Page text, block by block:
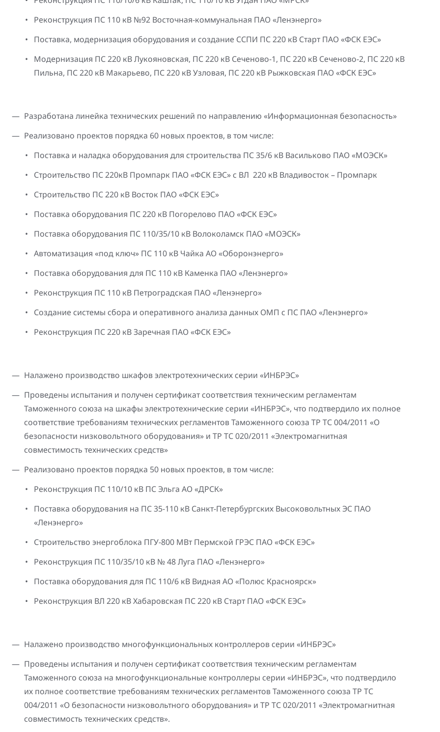
Реконструкция ПС 110 кВ №92 Восточная-коммунальная ПАО «Ленэнерго»
Поставка, модернизация оборудования и создание ССПИ ПС 220 кВ Старт ПАО «ФСК ЕЭС»
Модернизация ПС 220 кВ Лукояновская, ПС 220 кВ Сеченово-1, ПС 220 кВ Сеченово-2, ПС 220 кВ
Пильна, ПС 220 кВ Макарьево, ПС 220 кВ Узловая, ПС 220 кВ Рыжковская ПАО «ФСК ЕЭС»
Разработана линейка технических решений по направлению «Информационная безопасность»
Реализовано проектов порядка 60 новых проектов, в том числе:
Поставка и наладка оборудования для строительства ПС 35/6 кВ Васильково ПАО «МОЭСК»
Строительство ПС 220кВ Промпарк ПАО «ФСК ЕЭС» с ВЛ 220 кВ Владивосток – Промпарк
Строительство ПС 220 кВ Восток ПАО «ФСК ЕЭС»
Поставка оборудования ПС 220 кВ Погорелово ПАО «ФСК ЕЭС»
Поставка оборудования ПС 110/35/10 кВ Волоколамск ПАО «МОЭСК»
Автоматизация «под ключ» ПС 110 кВ Чайка АО «Оборонэнерго»
Поставка оборудования для ПС 110 кВ Каменка ПАО «Ленэнерго»
Реконструкция ПС 110 кВ Петроградская ПАО «Ленэнерго»
Cоздание системы сбора и оперативного анализа данных ОМП с ПС ПАО «Ленэнерго»
Реконструкция ПС 220 кВ Заречная ПАО «ФСК ЕЭС»
Налажено производство шкафов электротехнических серии «ИНБРЭС»
Проведены испытания и получен сертификат соответствия техническим регламентам
Таможенного союза на шкафы электротехнические серии «ИНБРЭС», что подтвердило их полное
соответствие требованиям технических регламентов Таможенного союза ТР ТС 004/2011 «О
безопасности низковольтного оборудования» и ТР ТС 020/2011 «Электромагнитная
совместимость технических средств»
Реализовано проектов порядка 50 новых проектов, в том числе:
Реконструкция ПС 110/10 кВ ПС Эльга АО «ДРСК»
Поставка оборудования на ПС 35-110 кВ Санкт-Петербургских Высоковольтных ЭС ПАО
«Ленэнерго»
Строительство энергоблока ПГУ-800 МВт Пермской ГРЭС ПАО «ФСК ЕЭС»
Реконструкция ПС 110/35/10 кВ № 48 Луга ПАО «Ленэнерго»
Поставка оборудования для ПС 110/6 кВ Видная АО «Полюс Красноярск»
Реконструкция ВЛ 220 кВ Хабаровская ПС 220 кВ Старт ПАО «ФСК ЕЭС»
Налажено производство многофункциональных контроллеров серии «ИНБРЭС»
Проведены испытания и получен сертификат соответствия техническим регламентам
Таможенного союза на многофункциональные контроллеры серии «ИНБРЭС», что подтвердило
их полное соответствие требованиям технических регламентов Таможенного союза ТР ТС
004/2011 «О безопасности низковольтного оборудования» и ТР ТС 020/2011 «Электромагнитная
совместимость технических средств».